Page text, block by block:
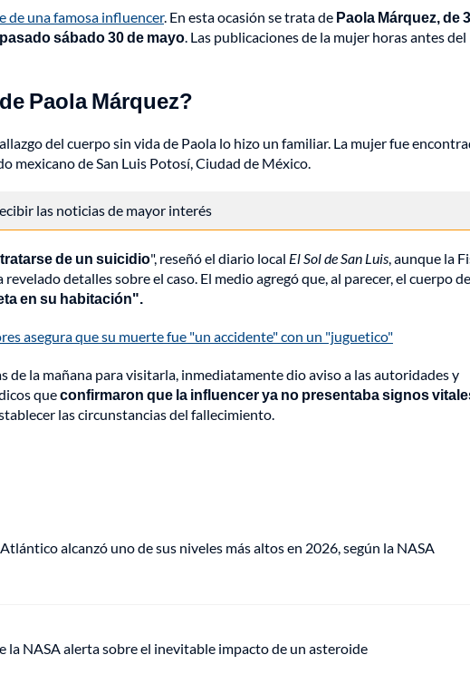
de una famosa influencer. En esta ocasión se trata de Paola Márquez, de
sábado 30 de mayo. Las publicaciones de la mujer horas antes del
Paola Márquez?
del cuerpo sin vida de Paola lo hizo un familiar. La mujer fue
mexicano de San Luis Potosí, Ciudad de México.
las noticias de mayor interés
de un suicidio", reseñó el diario local El Sol de San Luis, aunque la
detalles sobre el caso. El medio agregó que, al parecer, el cuerpo
en su habitación".
asegura que su muerte fue "un accidente" con un "juguetico"
de la mañana para visitarla, inmediatamente dio aviso a las autoridades y
queconfirmaron que la influencer ya no presentaba signos
las circunstancias del fallecimiento.
alcanzó uno de sus niveles más altos en 2026, según la NASA
la NASA alerta sobre el inevitable impacto de un asteroide